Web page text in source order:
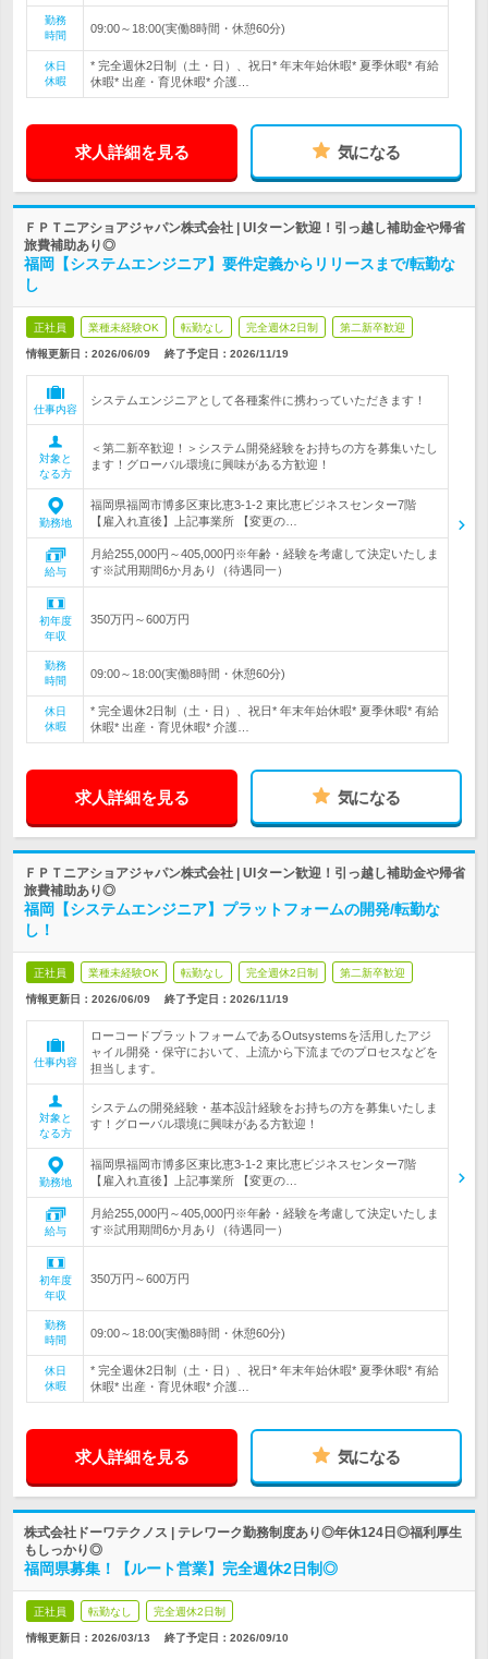
勤務
時間
09:00～18:00(実働8時間・休憩60分)
休日
休暇
* 完全週休2日制（土・日）、祝日* 年末年始休暇* 夏季休暇* 有給
休暇* 出産・育児休暇* 介護…
求人詳細を見る 気になる
ＦＰＴニアショアジャパン株式会社 | UIターン歓迎！引っ越し補助金や帰省
旅費補助あり◎
福岡【システムエンジニア】要件定義からリリースまで/転勤な
し
正社員 業種未経験OK 転勤なし 完全週休2日制 第二新卒歓迎
情報更新日：2026/06/09 終了予定日： 2026/11/19
仕事内容
システムエンジニアとして各種案件に携わっていただきます！
対象と
なる方
＜第二新卒歓迎！＞システム開発経験をお持ちの方を募集いたし
ます！グローバル環境に興味がある方歓迎！
勤務地
福岡県福岡市博多区東比恵3-1-2 東比恵ビジネスセンター7階
【雇入れ直後】上記事業所 【変更の…
給与
月給255,000円～405,000円※年齢・経験を考慮して決定いたしま
す※試用期間6か月あり（待遇同一）
初年度
年収
350万円～600万円
勤務
時間
09:00～18:00(実働8時間・休憩60分)
休日
休暇
* 完全週休2日制（土・日）、祝日* 年末年始休暇* 夏季休暇* 有給
休暇* 出産・育児休暇* 介護…
求人詳細を見る 気になる
ＦＰＴニアショアジャパン株式会社 | UIターン歓迎！引っ越し補助金や帰省
旅費補助あり◎
福岡【システムエンジニア】プラットフォームの開発/転勤な
し！
正社員 業種未経験OK 転勤なし 完全週休2日制 第二新卒歓迎
情報更新日：2026/06/09 終了予定日： 2026/11/19
仕事内容
ローコードプラットフォームであるOutsystemsを活用したアジ
ャイル開発・保守において、上流から下流までのプロセスなどを
担当します。
対象と
なる方
システムの開発経験・基本設計経験をお持ちの方を募集いたしま
す！グローバル環境に興味がある方歓迎！
勤務地
福岡県福岡市博多区東比恵3-1-2 東比恵ビジネスセンター7階
【雇入れ直後】上記事業所 【変更の…
給与
月給255,000円～405,000円※年齢・経験を考慮して決定いたしま
す※試用期間6か月あり（待遇同一）
初年度
年収
350万円～600万円
勤務
時間
09:00～18:00(実働8時間・休憩60分)
休日
休暇
* 完全週休2日制（土・日）、祝日* 年末年始休暇* 夏季休暇* 有給
休暇* 出産・育児休暇* 介護…
求人詳細を見る 気になる
株式会社ドーワテクノス | テレワーク勤務制度あり◎年休124日◎福利厚生
もしっかり◎
福岡県募集！【ルート営業】完全週休2日制◎
正社員 転勤なし 完全週休2日制
情報更新日：2026/03/13 終了予定日： 2026/09/10